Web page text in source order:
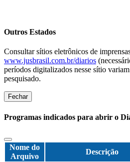
Outros Estados
Consultar sítios eletrônicos de
www.jusbrasil.com.br/diarios
períodos digitalizados nesse sítio
pesquisado.
Fechar
Programas indicados para abrir o
Nome do
Arquivo
Descrição